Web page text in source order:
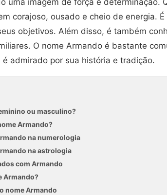
uma imagem de força e determinação.
corajoso, ousado e cheio de energia.
objetivos. Além disso, é também
O nome Armando é bastante
admirado por sua história e tradição.
ou masculino?
Armando?
na numerologia
na astrologia
com Armando
Armando?
nome Armando